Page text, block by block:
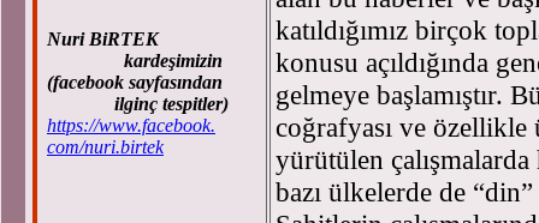
Nuri BiRTEK
kardeşimizin
(facebook sayfasından
ilginç tespitler)
https://www.facebook.
com/nuri.birtek
katıldığımız birçok
konusu açıldığında
gelmeye başlamıştır.
coğrafyası ve
yürütülen
bazı ülkelerde de